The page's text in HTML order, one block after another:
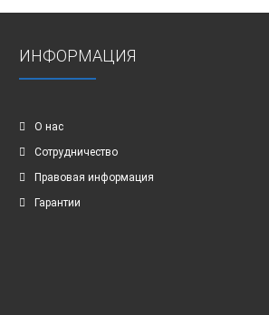
ИНФОРМАЦИЯ
О нас
Сотрудничество
Правовая информация
Гарантии